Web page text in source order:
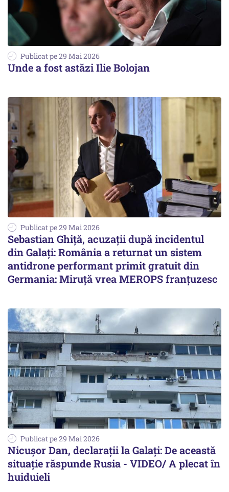
Publicat pe 29 Mai 2026
Unde a fost astăzi Ilie Bolojan
Publicat pe 29 Mai 2026
Sebastian Ghiță, acuzații după incidentul
din Galați: România a returnat un sistem
antidrone performant primit gratuit din
Germania: Miruță vrea MEROPS franțuzesc
Publicat pe 29 Mai 2026
Nicușor Dan, declarații la Galați: De această
situație răspunde Rusia - VIDEO/ A plecat în
huiduieli